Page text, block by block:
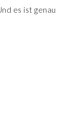
es ist genau